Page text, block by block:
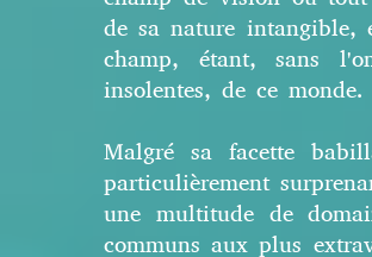
de sa nature intangible,
champ, étant, sans
insolentes, de ce monde.
Malgré sa facette
particulièrement
une multitude de
communs aux plus